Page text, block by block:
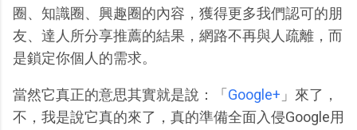
圈、知識圈、興趣圈的內容，獲得更多我們認可的朋
友、達人所分享推薦的結果，網路不再與人疏離，而
是鎖定你個人的需求。
當然它真正的意思其實就是說：「 Google+ 」來了，
不，我是說它真的來了，真的準備全面入侵Google用